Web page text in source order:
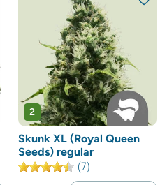
2
Skunk XL (Royal Queen
Seeds) regular
(7)